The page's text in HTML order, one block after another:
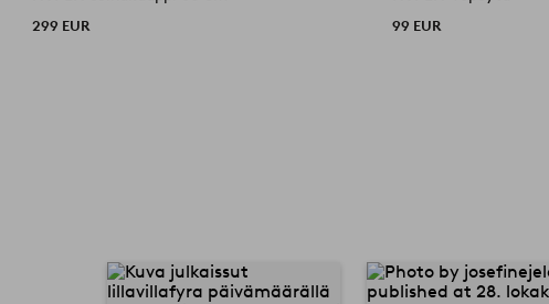
299 EUR 99 EUR